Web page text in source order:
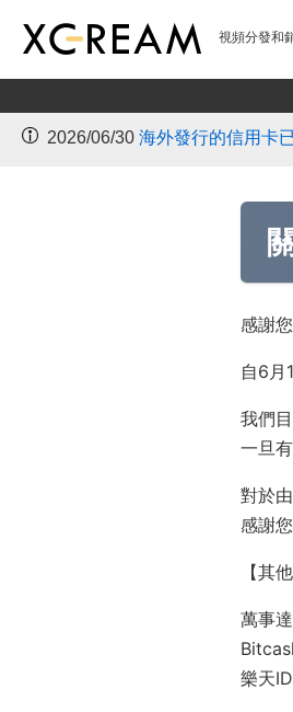
視頻分發和
2026/06/30 海外發行的信用卡
感謝
自6月
我們
一旦
對於
感謝您
【其
萬事
樂天